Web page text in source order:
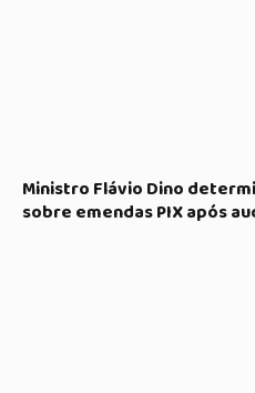
Ministro Flávio Dino
sobre emendas PIX após